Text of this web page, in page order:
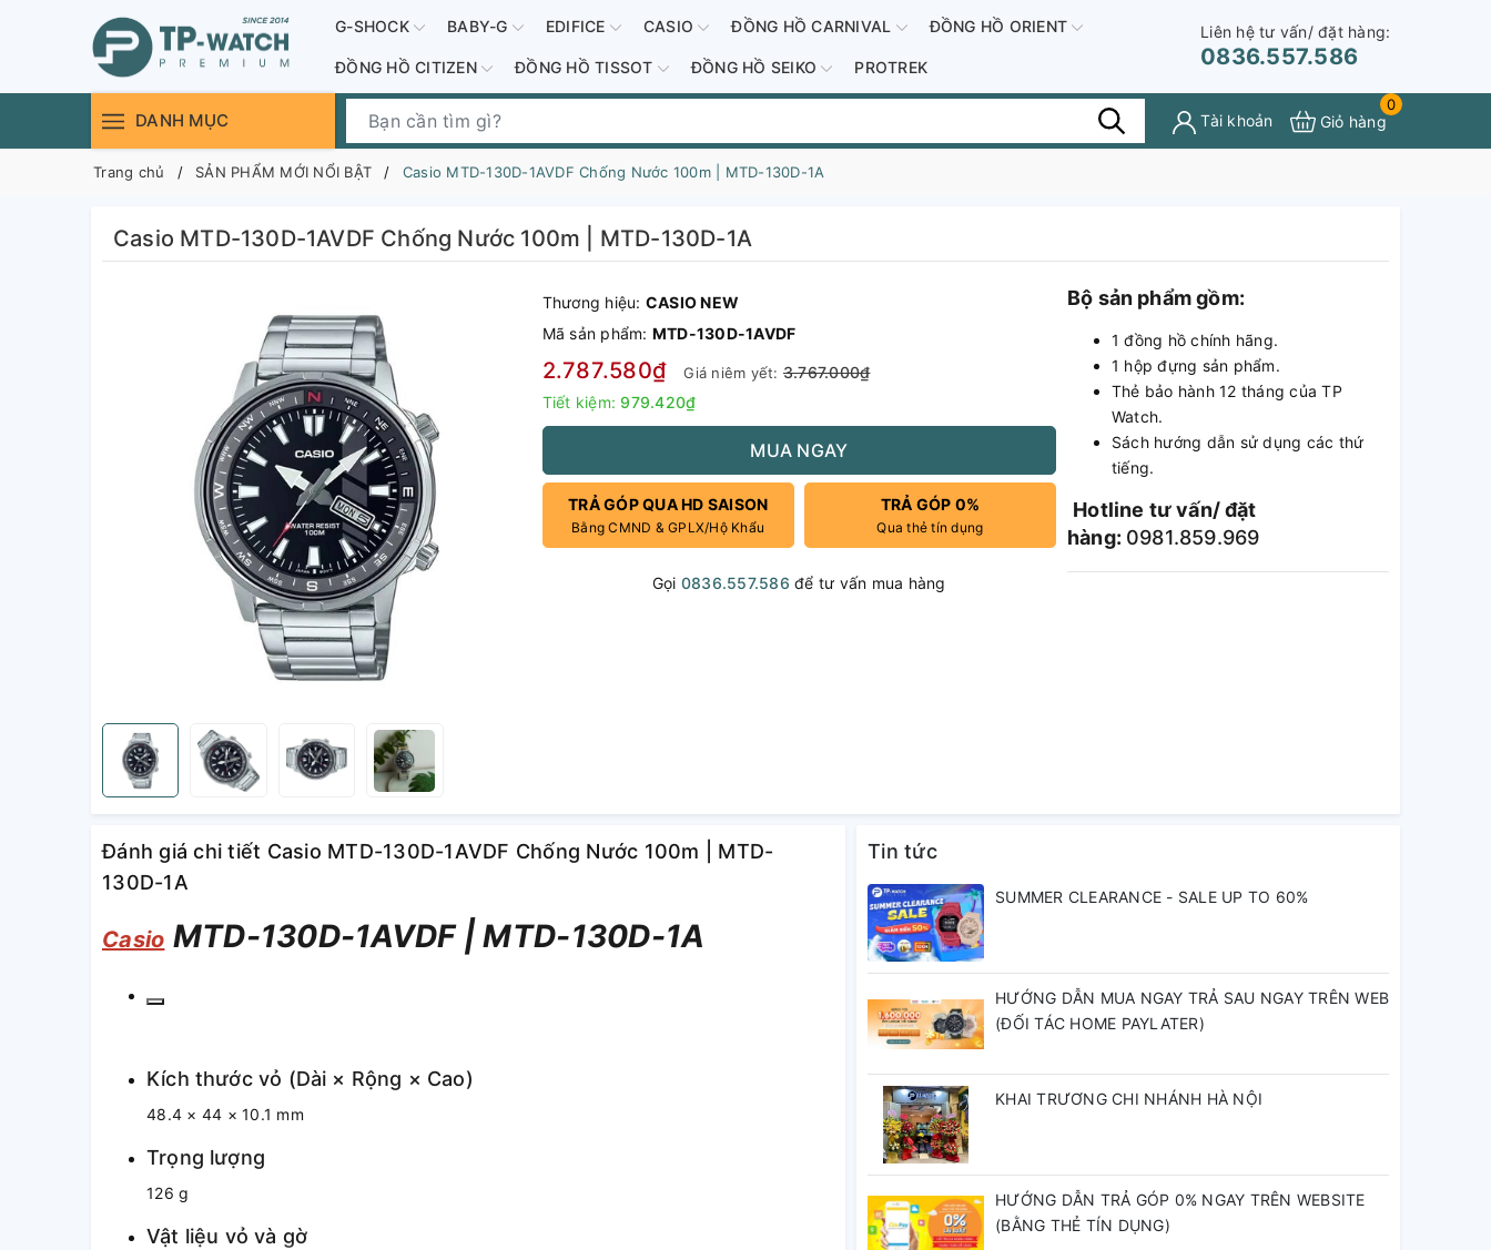
G-SHOCK BABY-G EDIFICE CASIO ĐỒNG HỒ CARNIVAL ĐỒNG HỒ ORIENT
ĐỒNG HỒ CITIZEN ĐỒNG HỒ TISSOT ĐỒNG HỒ SEIKO PROTREK
Liên hệ tư vấn/ đặt hàng:
0836.557.586
DANH MỤC Tài khoản
0
Giỏ hàng
Trang chủ SẢN PHẨM MỚI NỔI BẬT Casio MTD-130D-1AVDF Chống Nước 100m | MTD-130D-1A
Casio MTD-130D-1AVDF Chống Nước 100m | MTD-130D-1A
Thương hiệu: CASIO NEW
Mã sản phẩm: MTD-130D-1AVDF
2.787.580₫ Giá niêm yết: 3.767.000₫
Tiết kiệm: 979.420₫
MUA NGAY
TRẢ GÓP QUA HD SAISON
Bằng CMND & GPLX/Hộ Khẩu
TRẢ GÓP 0%
Qua thẻ tín dụng
Gọi 0836.557.586 để tư vấn mua hàng
Bộ sản phẩm gồm:
1 đồng hồ chính hãng.
1 hộp đựng sản phẩm.
Thẻ bảo hành 12 tháng của TP
Watch.
Sách hướng dẫn sử dụng các thứ
tiếng.
Hotline tư vấn/ đặt
hàng: 0981.859.969
Đánh giá chi tiết Casio MTD-130D-1AVDF Chống Nước 100m | MTD-
130D-1A
Casio MTD-130D-1AVDF | MTD-130D-1A
Kích thước vỏ (Dài × Rộng × Cao)
48.4 × 44 × 10.1 mm
Trọng lượng
126 g
Vật liệu vỏ và gờ
Tin tức
SUMMER CLEARANCE - SALE UP TO 60%
HƯỚNG DẪN MUA NGAY TRẢ SAU NGAY TRÊN WEB
(ĐỐI TÁC HOME PAYLATER)
KHAI TRƯƠNG CHI NHÁNH HÀ NỘI
HƯỚNG DẪN TRẢ GÓP 0% NGAY TRÊN WEBSITE
(BẰNG THẺ TÍN DỤNG)